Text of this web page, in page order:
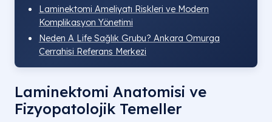
Laminektomi Ameliyatı Riskleri ve Modern
Komplikasyon Yönetimi
Neden A Life Sağlık Grubu? Ankara Omurga
Cerrahisi Referans Merkezi
Laminektomi Anatomisi ve
Fizyopatolojik Temeller